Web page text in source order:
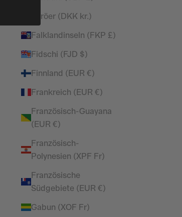
Färöer (DKK kr.)
Falklandinseln (FKP £)
Fidschi (FJD $)
Finnland (EUR €)
Frankreich (EUR €)
Französisch-Guayana
(EUR €)
Französisch-
Polynesien (XPF Fr)
Französische
Südgebiete (EUR €)
Gabun (XOF Fr)